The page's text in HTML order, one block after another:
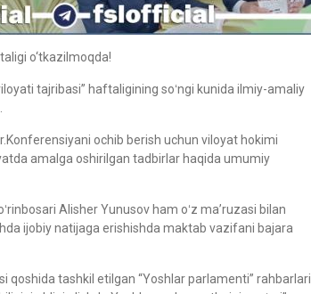
o‘tkazilmoqda!
tajribasi” haftaligining soʻngi kunida ilmiy-amaliy
ochib berish uchun viloyat hokimi
amalga oshirilgan tadbirlar haqida umumiy
Alisher Yunusov ham oʻz ma’ruzasi bilan
ijobiy natijaga erishishda maktab vazifani bajara
qoshida tashkil etilgan “Yoshlar parlamenti” rahbarlari